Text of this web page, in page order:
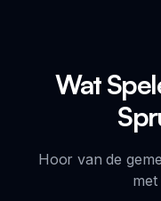
Wat
Hoor van de